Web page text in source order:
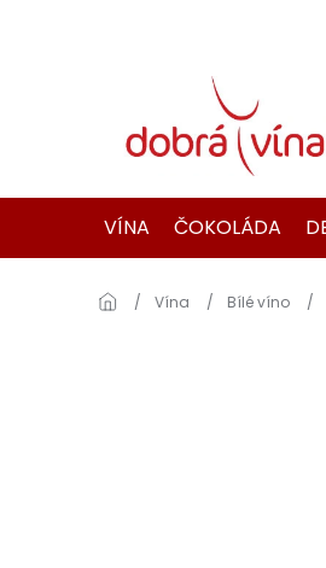
VÍNA
ČOKOLÁDA
Domů
Vína Bílé víno